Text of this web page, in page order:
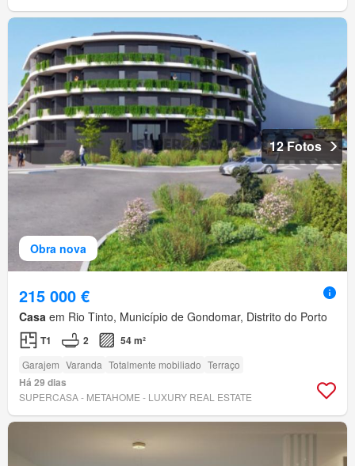
Obra nova
12 Fotos
215 000 €
Casa em Rio Tinto, Município de Gondomar, Distrito do Porto
T1 2 54 m²
Garajem Varanda Totalmente mobiliado Terraço
Há 29 dias
SUPERCASA - METAHOME - LUXURY REAL ESTATE